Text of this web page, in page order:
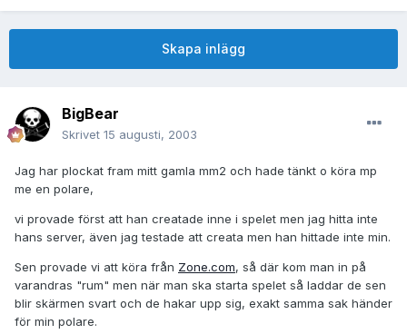
Skapa inlägg
BigBear
Skrivet 15 augusti, 2003
Jag har plockat fram mitt gamla mm2 och hade tänkt o köra mp
me en polare,
vi provade först att han creatade inne i spelet men jag hitta inte
hans server, även jag testade att creata men han hittade inte min.
Sen provade vi att köra från Zone.com, så där kom man in på
varandras "rum" men när man ska starta spelet så laddar de sen
blir skärmen svart och de hakar upp sig, exakt samma sak händer
för min polare.